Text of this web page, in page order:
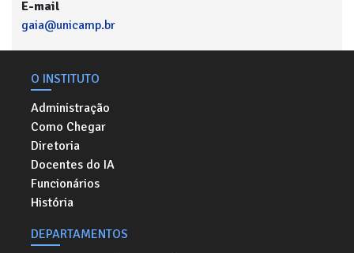
E-mail
gaia@unicamp.br
O INSTITUTO
Administração
Como Chegar
Diretoria
Docentes do IA
Funcionários
História
DEPARTAMENTOS